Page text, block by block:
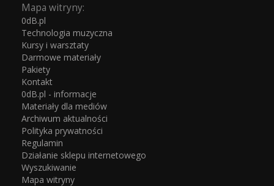
Mapa witryny:
0dB.pl
Technologia muzyczna
Kursy i warsztaty
Darmowe materiały
Pakiety
Kontakt
0dB.pl - informacje
Materiały dla mediów
Archiwum aktualności
Polityka prywatności
Regulamin
Działanie sklepu internetowego
Wyszukiwanie
Mapa witryny